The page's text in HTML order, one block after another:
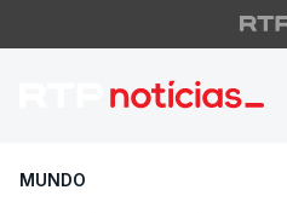
Pequim
MUNDO